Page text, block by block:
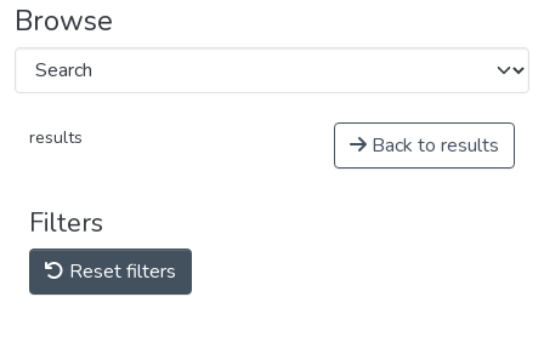
Browse
results Back to results
Filters
Reset filters